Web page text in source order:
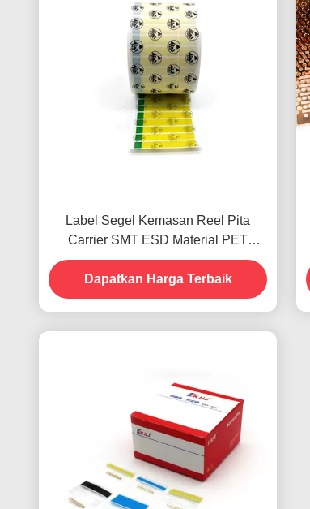
Label Segel Kemasan Reel Pita
Carrier SMT ESD Material PET
SMS4001C-T
Dapatkan Harga Terbaik